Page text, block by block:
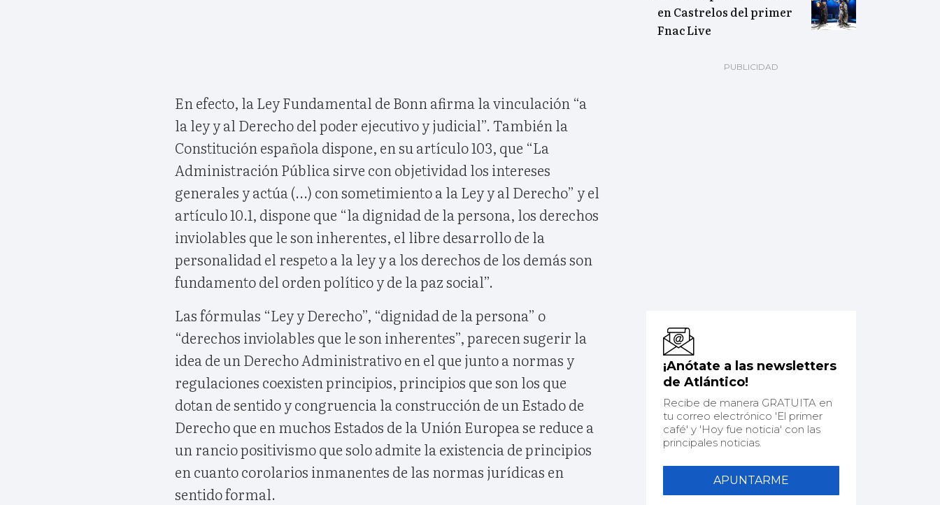
En efecto, la Ley Fundamental de Bonn afirma la vinculación “a
la ley y al Derecho del poder ejecutivo y judicial”. También la
Constitución española dispone, en su artículo 103, que “La
Administración Pública sirve con objetividad los intereses
generales y actúa (...) con sometimiento a la Ley y al Derecho” y el
artículo 10.1, dispone que “la dignidad de la persona, los derechos
inviolables que le son inherentes, el libre desarrollo de la
personalidad el respeto a la ley y a los derechos de los demás son
fundamento del orden político y de la paz social”.
Las fórmulas “Ley y Derecho”, “dignidad de la persona” o
“derechos inviolables que le son inherentes”, parecen sugerir la
idea de un Derecho Administrativo en el que junto a normas y
regulaciones coexisten principios, principios que son los que
dotan de sentido y congruencia la construcción de un Estado de
Derecho que en muchos Estados de la Unión Europea se reduce a
un rancio positivismo que solo admite la existencia de principios
en cuanto corolarios inmanentes de las normas jurídicas en
sentido formal.
en Castrelos del primer
Fnac Live
¡Anótate a las newsletters
de Atlántico!
Recibe de manera GRATUITA en
tu correo electrónico 'El primer
café' y 'Hoy fue noticia' con las
principales noticias.
APUNTARME